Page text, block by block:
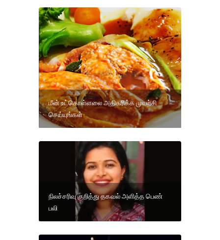
மீன் உட்கொள்ளலை அதிகரிக்க முயற்சி
செய்யுங்கள்
நிலச்சரிவு குறித்து தகவல் அளித்த பெண்
பலி